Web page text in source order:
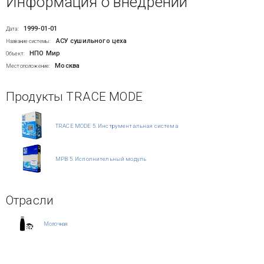
Дата: 1999-01-01
Название системы: АСУ сушильного цеха
Объект: НПО Мир
Местоположение: Москва
Продукты TRACE MODE
TRACE MODE 5. Инструментальная система
МРВ 5. Исполнительный модуль
Отрасли
Молочная